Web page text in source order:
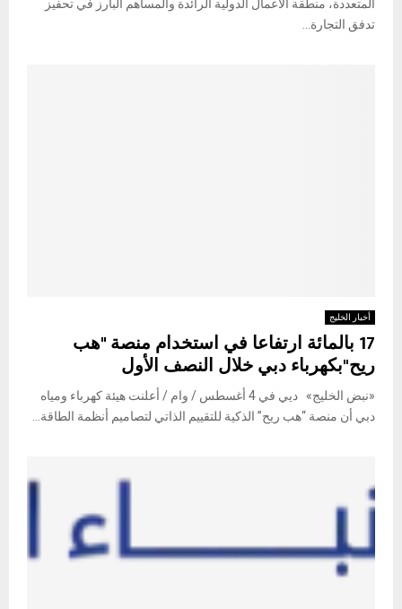
المتعددة، منطقة الأعمال الدولية الرائدة والمساهم البارز في تحفيز
تدفق التجارة...
أخبار الخليج
17 بالمائة ارتفاعا في استخدام منصة "هب
ريح"بكهرباء دبي خلال النصف الأول
«نبض الخليج» ديي في 4 أغسطس / وام / أعلنت هيئة كهرباء ومياه
دبي أن منصة “هب ريح” الذكية للتقييم الذاتي لتصاميم أنظمة الطاقة...